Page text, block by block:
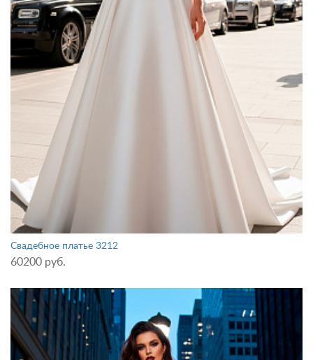
Свадебное платье 3212
60200 руб.